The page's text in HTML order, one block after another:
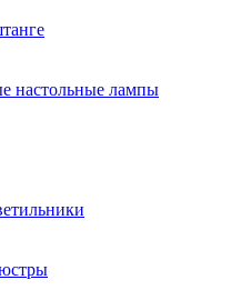
настольные лампы